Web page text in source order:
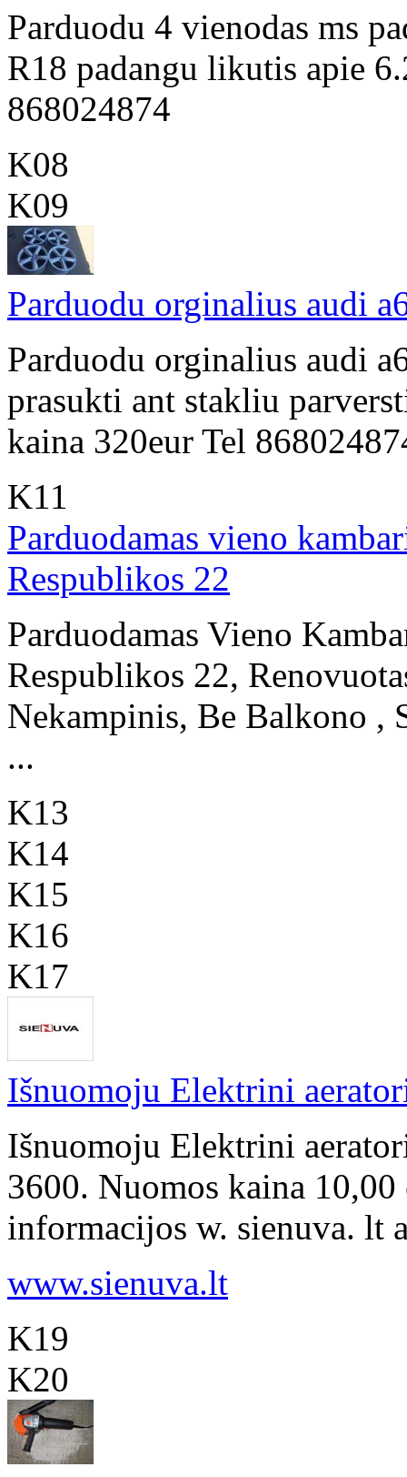
Parduodu 4 vienodas ms
R18 padangu likutis apie
868024874
K08
K09
Parduodu orginalius audi
Parduodu orginalius audi
prasukti ant stakliu
kaina 320eur Tel
K11
Parduodamas vieno
Respublikos 22
Parduodamas Vieno
Respublikos 22,
Nekampinis, Be Balkono ,
...
K13
K14
K15
K16
K17
Išnuomoju Elektrini
Išnuomoju Elektrini
3600. Nuomos kaina
informacijos w. sienuva. lt
www.sienuva.lt
K19
K20